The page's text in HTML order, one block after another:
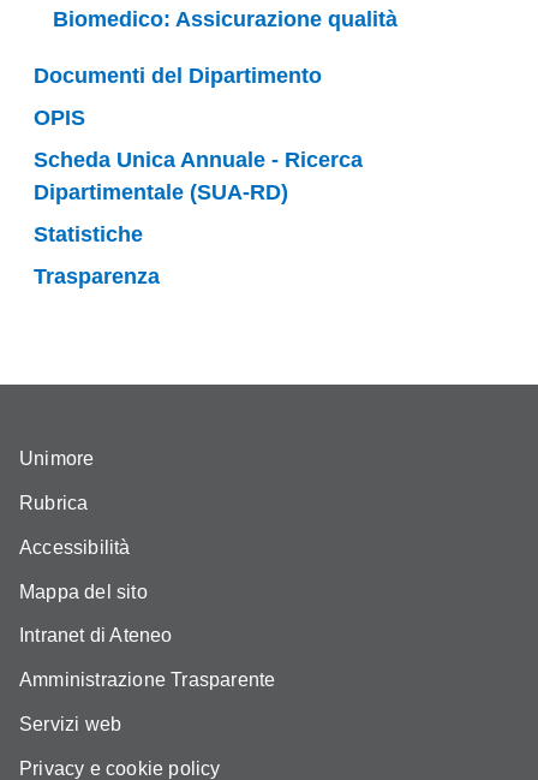
Biomedico: Assicurazione qualità
Documenti del Dipartimento
OPIS
Scheda Unica Annuale - Ricerca
Dipartimentale (SUA-RD)
Statistiche
Trasparenza
Unimore
Rubrica
Accessibilità
Mappa del sito
Intranet di Ateneo
Amministrazione Trasparente
Servizi web
Privacy e cookie policy